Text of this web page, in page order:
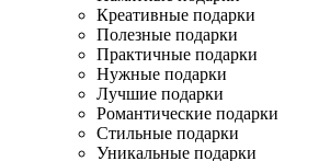
Креативные подарки
Полезные подарки
Практичные подарки
Нужные подарки
Лучшие подарки
Романтические подарки
Стильные подарки
Уникальные подарки